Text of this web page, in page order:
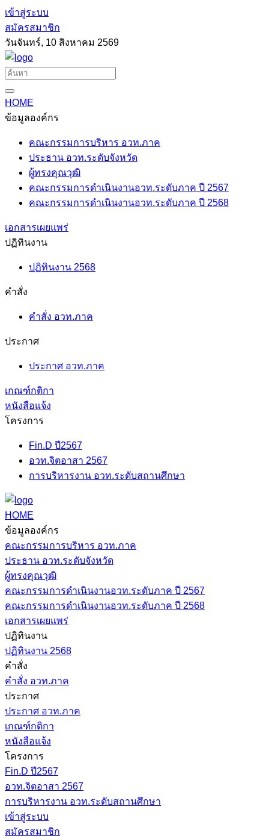
เข้าสู่ระบบ
สมัครสมาชิก
วันจันทร์, 10 สิงหาคม 2569
HOME
ข้อมูลองค์กร
คณะกรรมการบริหาร อวท.ภาค
ประธาน อวท.ระดับจังหวัด
ผู้ทรงคุณวุฒิ
คณะกรรมการดำเนินงานอวท.ระดับภาค ปี 2567
คณะกรรมการดำเนินงานอวท.ระดับภาค ปี 2568
เอกสารเผยแพร่
ปฏิทินงาน
ปฏิทินงาน 2568
คำสั่ง
คำสั่ง อวท.ภาค
ประกาศ
ประกาศ อวท.ภาค
เกณฑ์กติกา
หนังสือแจ้ง
โครงการ
Fin.D ปี2567
อวท.จิตอาสา 2567
การบริหารงาน อวท.ระดับสถานศึกษา
HOME
ข้อมูลองค์กร
คณะกรรมการบริหาร อวท.ภาค
ประธาน อวท.ระดับจังหวัด
ผู้ทรงคุณวุฒิ
คณะกรรมการดำเนินงานอวท.ระดับภาค ปี 2567
คณะกรรมการดำเนินงานอวท.ระดับภาค ปี 2568
เอกสารเผยแพร่
ปฏิทินงาน
ปฏิทินงาน 2568
คำสั่ง
คำสั่ง อวท.ภาค
ประกาศ
ประกาศ อวท.ภาค
เกณฑ์กติกา
หนังสือแจ้ง
โครงการ
Fin.D ปี2567
อวท.จิตอาสา 2567
การบริหารงาน อวท.ระดับสถานศึกษา
เข้าสู่ระบบ
สมัครสมาชิก